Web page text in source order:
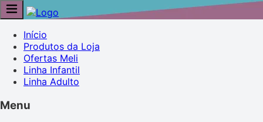
Início
Produtos da Loja
Ofertas Meli
Linha Infantil
Linha Adulto
Menu